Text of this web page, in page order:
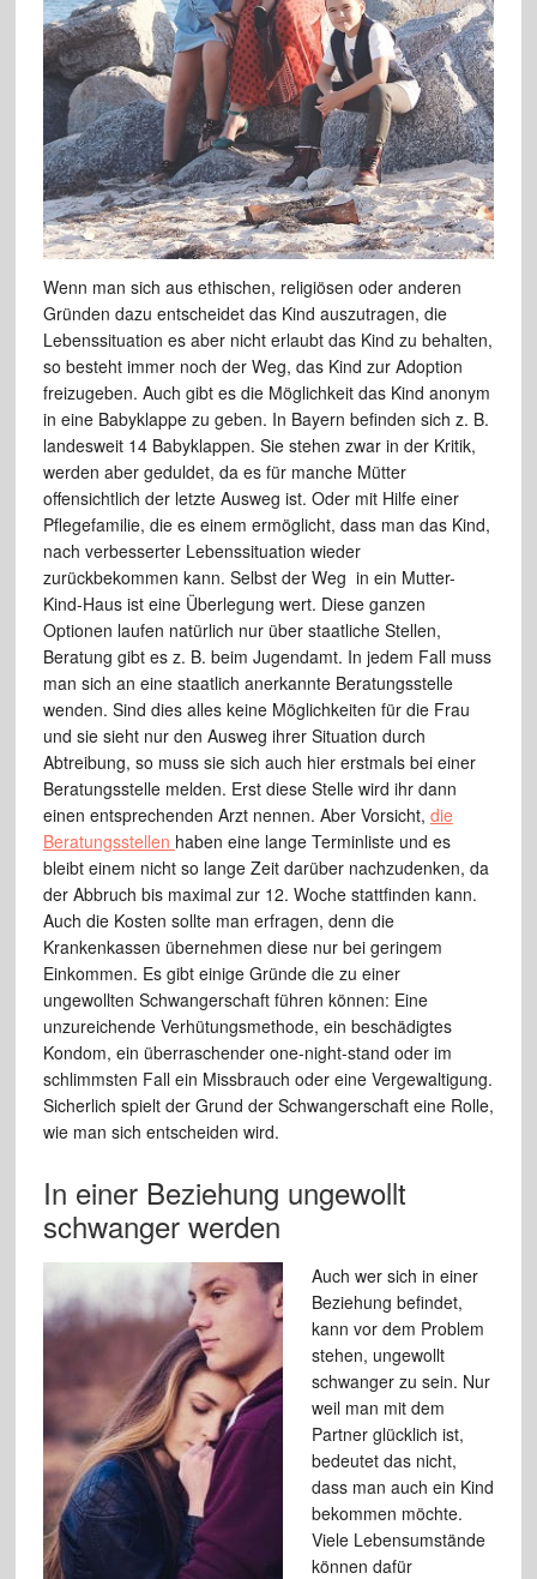
Wenn man sich aus ethischen, religiösen oder anderen
Gründen dazu entscheidet das Kind auszutragen, die
Lebenssituation es aber nicht erlaubt das Kind zu behalten,
so besteht immer noch der Weg, das Kind zur Adoption
freizugeben. Auch gibt es die Möglichkeit das Kind anonym
in eine Babyklappe zu geben. In Bayern befinden sich z. B.
landesweit 14 Babyklappen. Sie stehen zwar in der Kritik,
werden aber geduldet, da es für manche Mütter
offensichtlich der letzte Ausweg ist. Oder mit Hilfe einer
Pflegefamilie, die es einem ermöglicht, dass man das Kind,
nach verbesserter Lebenssituation wieder
zurückbekommen kann. Selbst der Weg in ein Mutter-
Kind-Haus ist eine Überlegung wert. Diese ganzen
Optionen laufen natürlich nur über staatliche Stellen,
Beratung gibt es z. B. beim Jugendamt. In jedem Fall muss
man sich an eine staatlich anerkannte Beratungsstelle
wenden. Sind dies alles keine Möglichkeiten für die Frau
und sie sieht nur den Ausweg ihrer Situation durch
Abtreibung, so muss sie sich auch hier erstmals bei einer
Beratungsstelle melden. Erst diese Stelle wird ihr dann
einen entsprechenden Arzt nennen. Aber Vorsicht, die
Beratungsstellen haben eine lange Terminliste und es
bleibt einem nicht so lange Zeit darüber nachzudenken, da
der Abbruch bis maximal zur 12. Woche stattfinden kann.
Auch die Kosten sollte man erfragen, denn die
Krankenkassen übernehmen diese nur bei geringem
Einkommen. Es gibt einige Gründe die zu einer
ungewollten Schwangerschaft führen können: Eine
unzureichende Verhütungsmethode, ein beschädigtes
Kondom, ein überraschender one-night-stand oder im
schlimmsten Fall ein Missbrauch oder eine Vergewaltigung.
Sicherlich spielt der Grund der Schwangerschaft eine Rolle,
wie man sich entscheiden wird.
In einer Beziehung ungewollt
schwanger werden
Auch wer sich in einer
Beziehung befindet,
kann vor dem Problem
stehen, ungewollt
schwanger zu sein. Nur
weil man mit dem
Partner glücklich ist,
bedeutet das nicht,
dass man auch ein Kind
bekommen möchte.
Viele Lebensumstände
können dafür